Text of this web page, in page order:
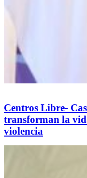
Centros Libre-
transforman la
violencia